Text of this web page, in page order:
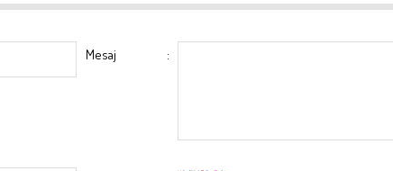
Mesaj :